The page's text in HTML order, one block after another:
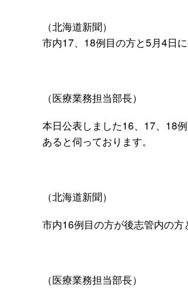
（北海道新聞）
市内17、18例目の方と5月4日
（医療業務担当部長）
本日公表しました16、17、18
あると伺っております。
（北海道新聞）
市内16例目の方が後志管内の方
（医療業務担当部長）